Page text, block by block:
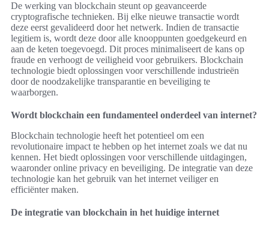
De werking van blockchain steunt op geavanceerde
cryptografische technieken. Bij elke nieuwe transactie wordt
deze eerst gevalideerd door het netwerk. Indien de transactie
legitiem is, wordt deze door alle knooppunten goedgekeurd en
aan de keten toegevoegd. Dit proces minimaliseert de kans op
fraude en verhoogt de veiligheid voor gebruikers. Blockchain
technologie biedt oplossingen voor verschillende industrieën
door de noodzakelijke transparantie en beveiliging te
waarborgen.
Wordt blockchain een fundamenteel onderdeel van internet?
Blockchain technologie heeft het potentieel om een
revolutionaire impact te hebben op het internet zoals we dat nu
kennen. Het biedt oplossingen voor verschillende uitdagingen,
waaronder online privacy en beveiliging. De integratie van deze
technologie kan het gebruik van het internet veiliger en
efficiënter maken.
De integratie van blockchain in het huidige internet